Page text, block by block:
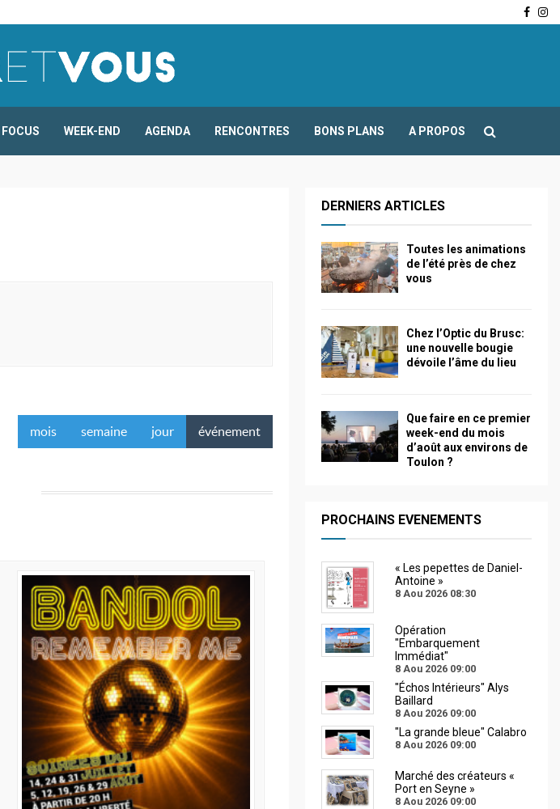
FOCUS WEEK-END AGENDA RENCONTRES BONS PLANS A PROPOS
mois semaine jour événement
DERNIERS ARTICLES
Toutes les animations
de l’été près de chez
vous
Chez l’Optic du Brusc:
une nouvelle bougie
dévoile l’âme du lieu
Que faire en ce premier
week-end du mois
d’août aux environs de
Toulon ?
PROCHAINS EVENEMENTS
« Les pepettes de Daniel-
Antoine »
8 Aou 2026 08:30
Opération
"Embarquement
Immédiat"
8 Aou 2026 09:00
"Échos Intérieurs" Alys
Baillard
8 Aou 2026 09:00
"La grande bleue" Calabro
8 Aou 2026 09:00
Marché des créateurs «
Port en Seyne »
8 Aou 2026 09:00